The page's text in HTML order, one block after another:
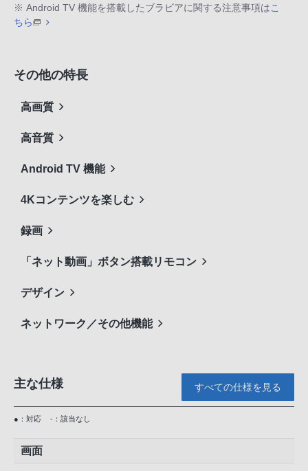
※ Android TV 機能を搭載したブラビアに関する注意事項は こ
ちら
その他の特長
高画質
高音質
Android TV 機能
4Kコンテンツを楽しむ
録画
「ネット動画」ボタン搭載リモコン
デザイン
ネットワーク／その他機能
主な仕様 すべての仕様を見る
●：対応 -：該当なし
画面